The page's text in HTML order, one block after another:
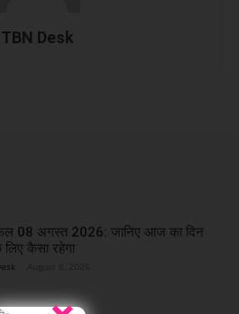
TBN Desk
08 अगस्त 2026: जानिए आज का दिन
कैसा रहेगा